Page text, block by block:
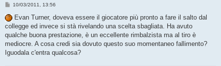
M
s
s
a
g
i
o
10/03/2011, 13:56
Evan Turner, doveva essere il giocatore più pronto a fare il salto dal
collegge ed invece si stà rivelando una scelta sbagliata. Ha avuto
qualche buona prestazione, è un eccellente rimbalzista ma al tiro è
mediocre. A cosa credi sia dovuto questo suo momentaneo fallimento?
Iguodala c'entra qualcosa?